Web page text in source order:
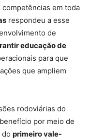
em toda
respondeu a esse
de
educação de
para que
que ampliem
rodoviárias do
por meio de
do primeiro vale-